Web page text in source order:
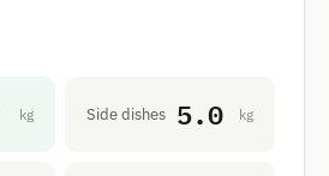
kg Side dishes 5.0 kg